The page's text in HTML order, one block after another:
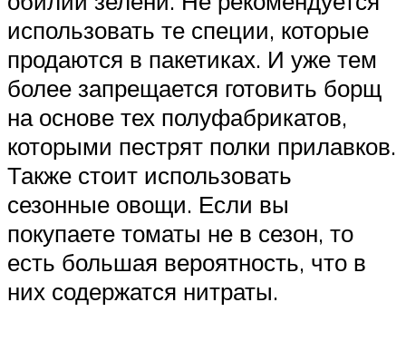
использовать те специи, которые
продаются в пакетиках. И уже тем
более запрещается готовить борщ
на основе тех полуфабрикатов,
которыми пестрят полки прилавков.
Также стоит использовать
сезонные овощи. Если вы
покупаете томаты не в сезон, то
есть большая вероятность, что в
них содержатся нитраты.